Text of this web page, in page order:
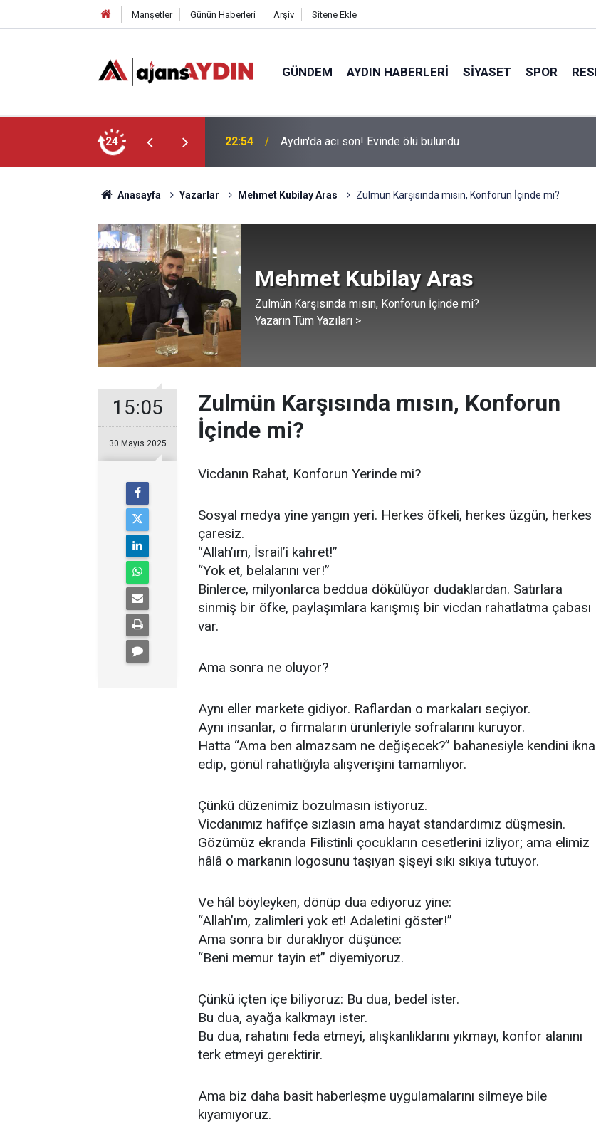
Manşetler Günün Haberleri Arşiv Sitene Ekle
GÜNDEM AYDIN HABERLERI SIYASET SPOR
24 18:45 Büyükşehir’in Ağız ve Diş Sağlığı hizmeti vatandaşla buluşuyor
Anasayfa Yazarlar Mehmet Kubilay Aras Zulmün Karşısında mısın, Konforun İçinde mi?
Mehmet Kubilay Aras
Zulmün Karşısında mısın, Konforun İçinde mi?
Yazarın Tüm Yazıları >
15:05
30 Mayıs 2025
Zulmün Karşısında mısın, Konforun
İçinde mi?
Vicdanın Rahat, Konforun Yerinde mi?
Sosyal medya yine yangın yeri. Herkes öfkeli, herkes üzgün, herkes
çaresiz.
“Allah’ım, İsrail’i kahret!”
“Yok et, belalarını ver!”
Binlerce, milyonlarca beddua dökülüyor dudaklardan. Satırlara
sinmiş bir öfke, paylaşımlara karışmış bir vicdan rahatlatma çabası
var.
Ama sonra ne oluyor?
Aynı eller markete gidiyor. Raflardan o markaları seçiyor.
Aynı insanlar, o firmaların ürünleriyle sofralarını kuruyor.
Hatta “Ama ben almazsam ne değişecek?” bahanesiyle kendini ikna
edip, gönül rahatlığıyla alışverişini tamamlıyor.
Çünkü düzenimiz bozulmasın istiyoruz.
Vicdanımız hafifçe sızlasın ama hayat standardımız düşmesin.
Gözümüz ekranda Filistinli çocukların cesetlerini izliyor; ama elimiz
hâlâ o markanın logosunu taşıyan şişeyi sıkı sıkıya tutuyor.
Ve hâl böyleyken, dönüp dua ediyoruz yine:
“Allah’ım, zalimleri yok et! Adaletini göster!”
Ama sonra bir duraklıyor düşünce:
“Beni memur tayin et” diyemiyoruz.
Çünkü içten içe biliyoruz: Bu dua, bedel ister.
Bu dua, ayağa kalkmayı ister.
Bu dua, rahatını feda etmeyi, alışkanlıklarını yıkmayı, konfor alanını
terk etmeyi gerektirir.
Ama biz daha basit haberleşme uygulamalarını silmeye bile
kıyamıyoruz.